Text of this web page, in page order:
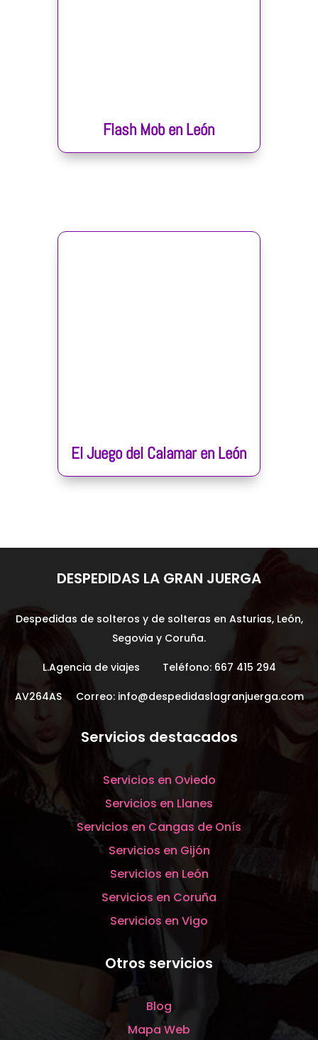
Flash Mob en León
El Juego del Calamar en León
DESPEDIDAS LA GRAN JUERGA
Despedidas de solteros y de solteras en Asturias, León,
Segovia y Coruña.
L.Agencia de viajes Teléfono: 667 415 294
AV264AS Correo: info@despedidaslagranjuerga.com
Servicios destacados
Servicios en Oviedo
Servicios en Llanes
Servicios en Cangas de Onís
Servicios en Gijón
Servicios en León
Servicios en Coruña
Servicios en Vigo
Otros servicios
Blog
Mapa Web